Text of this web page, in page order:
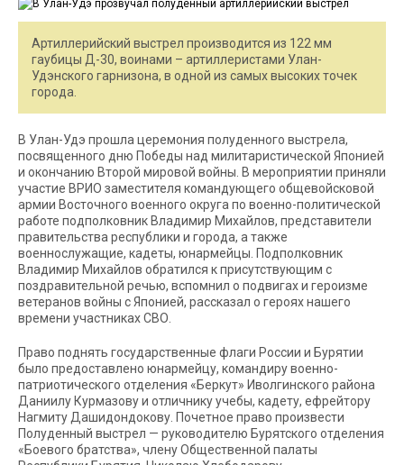
Артиллерийский выстрел производится из 122 мм
гаубицы Д-30, воинами – артиллеристами Улан-
Удэнского гарнизона, в одной из самых высоких точек
города.
В Улан-Удэ прошла церемония полуденного выстрела,
посвященного дню Победы над милитаристической Японией
и окончанию Второй мировой войны. В мероприятии приняли
участие ВРИО заместителя командующего общевойсковой
армии Восточного военного округа по военно-политической
работе подполковник Владимир Михайлов, представители
правительства республики и города, а также
военнослужащие, кадеты, юнармейцы. Подполковник
Владимир Михайлов обратился к присутствующим с
поздравительной речью, вспомнил о подвигах и героизме
ветеранов войны с Японией, рассказал о героях нашего
времени участниках СВО.
Право поднять государственные флаги России и Бурятии
было предоставлено юнармейцу, командиру военно-
патриотического отделения «Беркут» Иволгинского района
Даниилу Курмазову и отличнику учебы, кадету, ефрейтору
Нагмиту Дашидондокову. Почетное право произвести
Полуденный выстрел — руководителю Бурятского отделения
«Боевого братства», члену Общественной палаты